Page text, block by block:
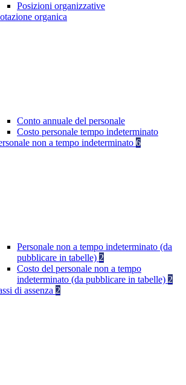
Posizioni organizzative
organica
Conto annuale del personale
Costo personale tempo indeterminato
non a tempo indeterminato 6
Personale non a tempo indeterminato (da
pubblicare in tabelle) 2
Costo del personale non a tempo
indeterminato (da pubblicare in tabelle) 2
di assenza 2